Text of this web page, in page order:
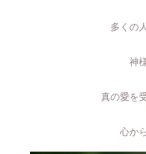
多くの
神
真の愛を
心か